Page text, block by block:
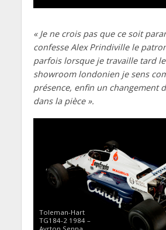
« Je ne crois pas que ce soit
confesse Alex Prindiville le
parfois lorsque je travaille tard
showroom londonien je sens
présence, enfin un changement
dans la pièce ».
Toleman-Hart
TG184-2 1984 –